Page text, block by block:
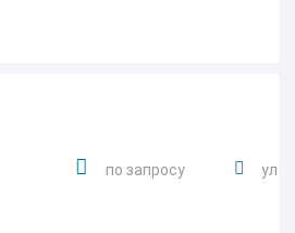
по запросу ул.